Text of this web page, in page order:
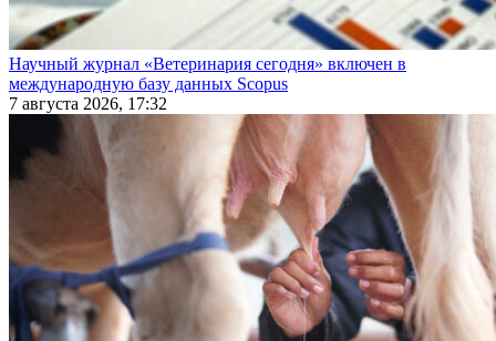
Научный журнал «Ветеринария сегодня» включен в
международную базу данных Scopus
7 августа 2026, 17:32